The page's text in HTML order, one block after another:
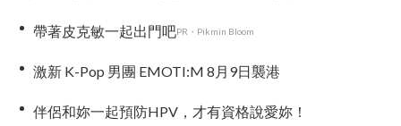
帶著皮克敏一起出門吧PR・Pikmin Bloom
激新 K-Pop 男團 EMOTI:M 8月9日襲港
伴侶和妳一起預防HPV，才有資格說愛妳！